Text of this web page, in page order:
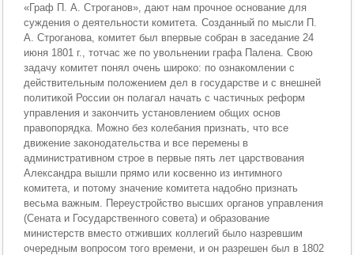
«Граф П. А. Строганов», дают нам прочное основание для
суждения о деятельности комитета. Созданный по мысли П.
А. Строганова, комитет был впервые собран в заседание 24
июня 1801 г., тотчас же по увольнении графа Палена. Свою
задачу комитет понял очень широко: по ознакомлении с
действительным положением дел в государстве и с внешней
политикой России он полагал начать с частичных реформ
управления и закончить установлением общих основ
правопорядка. Можно без колебания признать, что все
движение законодательства и все перемены в
административном строе в первые пять лет царствования
Александра вышли прямо или косвенно из интимного
комитета, и потому значение комитета надобно признать
весьма важным. Переустройство высших органов управления
(Сената и Государственного совета) и образование
министерств вместо отживших коллегий было назревшим
очередным вопросом того времени, и он разрешен был в 1802